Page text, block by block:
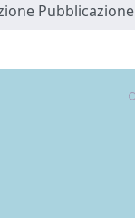
Pubblicazione